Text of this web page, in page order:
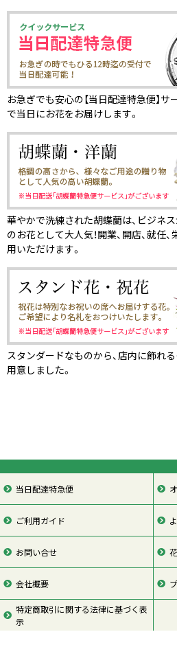
お急ぎでも安心の【当日配達特急便】
で当日にお花をお届けします。
華やかで洗練された胡蝶蘭は、ビジネ
のお花として大人気！開業、開店、就任
用いただけます。
スタンダードなものから、店内に飾れ
用意しました。
当日配達特急便
ご利用ガイド
お問い合せ
会社概要
特定商取引に関する法律に基づく表
示